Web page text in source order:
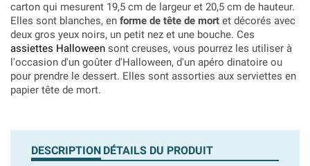
carton qui mesurent 19,5 cm de largeur et 20,5 cm de hauteur.
Elles sont blanches, en forme de tête de mort et décorés avec
deux gros yeux noirs, un petit nez et une bouche. Ces
assiettes Halloween sont creuses, vous pourrez les utiliser à
l'occasion d'un goûter d'Halloween, d'un apéro dinatoire ou
pour prendre le dessert. Elles sont assorties aux serviettes en
papier tête de mort.
DESCRIPTION DÉTAILS DU PRODUIT